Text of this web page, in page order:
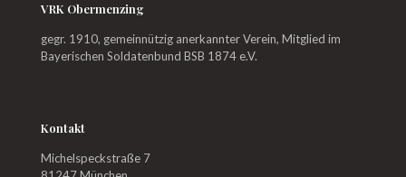
VRK Obermenzing
gegr. 1910, gemeinnützig anerkannter Verein, Mitglied im
Bayerischen Soldatenbund BSB 1874 e.V.
Kontakt
Michelspeckstraße 7